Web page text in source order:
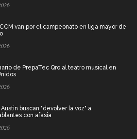
van por el campeonato en liga mayor de
de PrepaTec Qro al teatro musical en
buscan "devolver la voz" a
con afasia